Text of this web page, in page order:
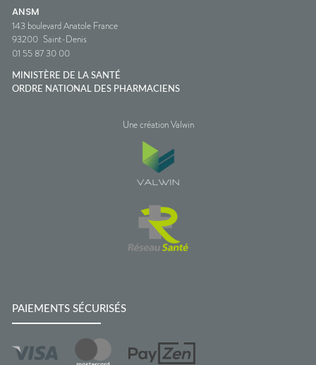
ANSM
143 boulevard Anatole France
93200 Saint-Denis
01 55 87 30 00
MINISTÈRE DE LA SANTÉ
ORDRE NATIONAL DES PHARMACIENS
Une création Valwin
PAIEMENTS SÉCURISÉS